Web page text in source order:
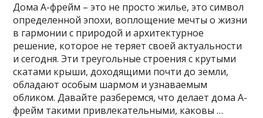
Дома А-фрейм – это не просто жилье, это символ
определенной эпохи, воплощение мечты о жизни
в гармонии с природой и архитектурное
решение, которое не теряет своей актуальности
и сегодня. Эти треугольные строения с крутыми
скатами крыши, доходящими почти до земли,
обладают особым шармом и узнаваемым
обликом. Давайте разберемся, что делает дома А-
фрейм такими привлекательными, каковы …